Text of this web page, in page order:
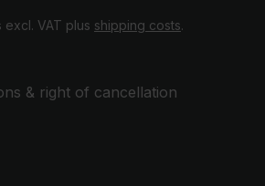
excl. VAT plus shipping costs.
& right of cancellation